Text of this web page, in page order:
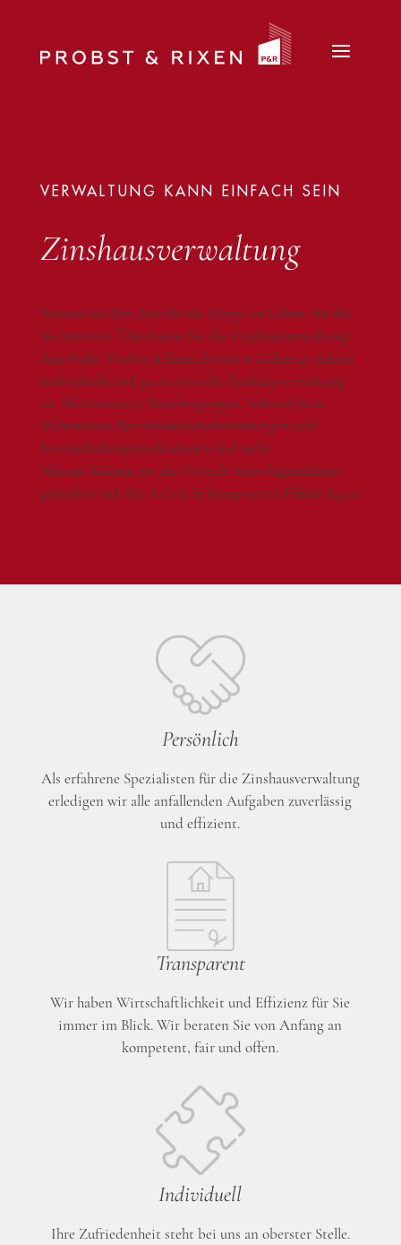
VERWALTUNG KANN EINFACH SEIN
Zinshausverwaltung
Nutzen Sie Ihre Zeit für die Dinge im Leben, für die
Sie brennen. Überlassen Sie die Zinshausverwaltung
den Profis! Probst & Rixen bietet seit über 40 Jahren
individuelle und professionelle Zinshausverwaltung
an. Mieterservice, Besichtigungen, Solvenzcheck,
Mahnwesen, Betriebskostenabrechnungen und
Instandhaltungsmaßnahmen und mehr.
Mit uns können Sie die Vorteile eines Eigentümers
genießen und die Arbeit in kompetente Hände legen.
Persönlich
Als erfahrene Spezialisten für die Zinshausverwaltung
erledigen wir alle anfallenden Aufgaben zuverlässig
und effizient.
Transparent
Wir haben Wirtschaftlichkeit und Effizienz für Sie
immer im Blick. Wir beraten Sie von Anfang an
kompetent, fair und offen.
Individuell
Ihre Zufriedenheit steht bei uns an oberster Stelle.